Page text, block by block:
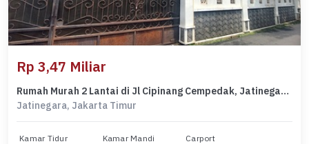
Rp 3,47 Miliar
Rumah Murah 2 Lantai di Jl Cipinang Cempedak, Jatinegara. Dkt ke Tol Becakayu
Jatinegara, Jakarta Timur
Kamar Tidur Kamar Mandi Carport